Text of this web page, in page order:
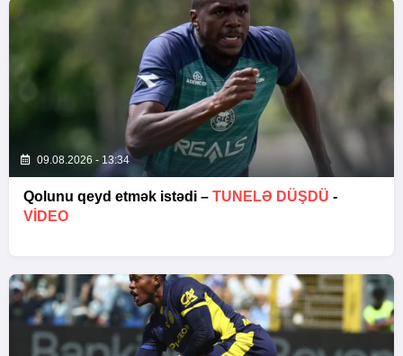
09.08.2026 - 13:34
Qolunu qeyd etmək istədi – TUNELƏ DÜŞDÜ -
VİDEO